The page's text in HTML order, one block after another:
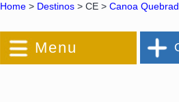
Home > Destinos > CE > Canoa
Menu